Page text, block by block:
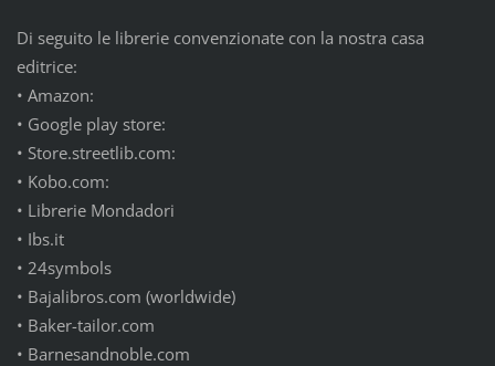
Di seguito le librerie convenzionate con la nostra casa
editrice:
• Amazon:
• Google play store:
• Store.streetlib.com:
• Kobo.com:
• Librerie Mondadori
• Ibs.it
• 24symbols
• Bajalibros.com (worldwide)
• Baker-tailor.com
• Barnesandnoble.com